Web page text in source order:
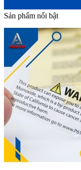
Sản phẩm nổi bật